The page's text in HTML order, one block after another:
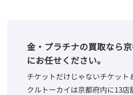
金・プラチナの買取なら
にお任せください。
チケットだけじゃないチケット
クルトーカイは京都府内に13店